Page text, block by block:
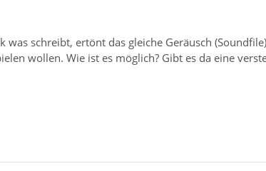
schreibt, ertönt das gleiche Geräusch
wollen. Wie ist es möglich? Gibt es da eine